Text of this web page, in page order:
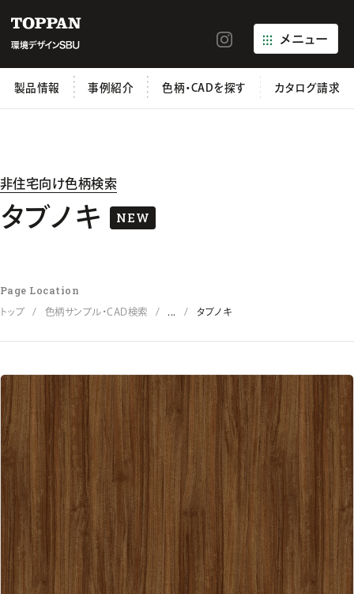
メニュー
製品情報 事例紹介 色柄・CADを探す カタログ請求
非住宅向け色柄検索
タブノキ NEW
Page Location
トップ 色柄サンプル・CAD検索 ... タブノキ